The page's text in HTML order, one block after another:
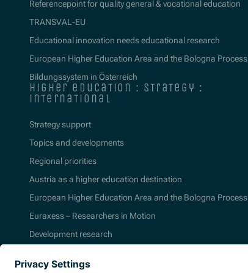
Referencepoint for quality general & vocational education
TRANSVAL-EU
Educational innovation needs educational research
European Higher Education Area and the Bologna Process
Bildungssystem in Österreich
higher education : strategy :
international
Strategy support
Topics and developments
Regional priorities
Austria as a higher education destination
European Higher Education Area and the Bologna Process
Euraxess – Researchers in Motion
Development research